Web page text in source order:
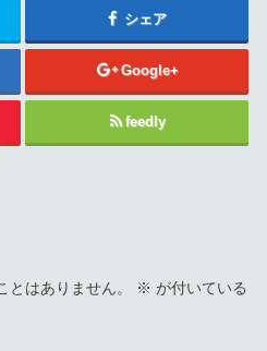
シェア
Google+
feedly
とはありません。 ※ が付いている